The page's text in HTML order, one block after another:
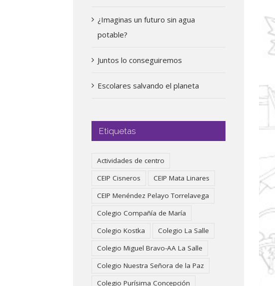
¿Imaginas un futuro sin agua
potable?
Juntos lo conseguiremos
Escolares salvando el planeta
Etiquetas
Actividades de centro
CEIP Cisneros
CEIP Mata Linares
CEIP Menéndez Pelayo Torrelavega
Colegio Compañía de María
Colegio Kostka
Colegio La Salle
Colegio Miguel Bravo-AA La Salle
Colegio Nuestra Señora de la Paz
Colegio Purísima Concepción